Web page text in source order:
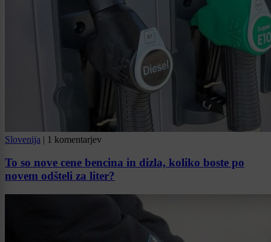
Slovenija | 1 komentarjev
To so nove cene bencina in dizla, koliko boste po
novem odšteli za liter?